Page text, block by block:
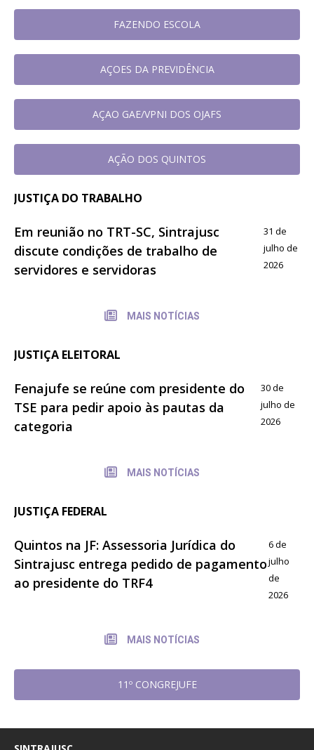
FAZENDO ESCOLA
AÇOES DA PREVIDÊNCIA
AÇAO GAE/VPNI DOS OJAFS
AÇÃO DOS QUINTOS
JUSTIÇA DO TRABALHO
Em reunião no TRT-SC, Sintrajusc
discute condições de trabalho de
servidores e servidoras
31 de
julho de
2026
MAIS NOTÍCIAS
JUSTIÇA ELEITORAL
Fenajufe se reúne com presidente do
TSE para pedir apoio às pautas da
categoria
30 de
julho de
2026
MAIS NOTÍCIAS
JUSTIÇA FEDERAL
Quintos na JF: Assessoria Jurídica do
Sintrajusc entrega pedido de pagamento
ao presidente do TRF4
6 de
julho
de
2026
MAIS NOTÍCIAS
11º CONGREJUFE